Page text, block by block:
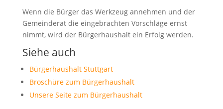
Wenn die Bürger das Werkzeug annehmen und der
Gemeinderat die eingebrachten Vorschläge ernst
nimmt, wird der Bürgerhaushalt ein Erfolg werden.
Siehe auch
Bürgerhaushalt Stuttgart
Broschüre zum Bürgerhaushalt
Unsere Seite zum Bürgerhaushalt